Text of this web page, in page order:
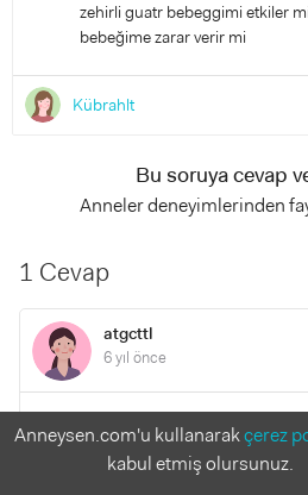
zehirli guatr bebeggimi etkiler
bebeğime zarar verir mi
Kübrahlt
Bu soruya cevap
Anneler deneyimlerinden
1 Cevap
atgcttl
6 yıl önce
Merhaba kubra hanim bgn
bu ilaci 12 haftalk gebeyim cok
Anneysen.com'u kullanarakçerez
kabul etmiş olursunuz.